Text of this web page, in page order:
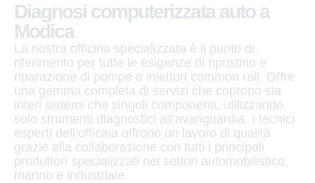
Diagnosi computerizzata auto a
Modica
La nostra officina specializzata è il punto di
riferimento per tutte le esigenze di ripristino e
riparazione di pompe e iniettori common rail. Offre
una gamma completa di servizi che coprono sia
interi sistemi che singoli componenti, utilizzando
solo strumenti diagnostici all’avanguardia. I tecnici
esperti dell’officina offrono un lavoro di qualità
grazie alla collaborazione con tutti i principali
produttori specializzati nei settori automobilistico,
marino e industriale.